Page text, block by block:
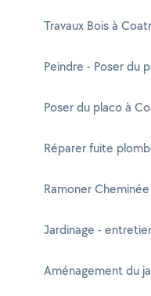
Travaux Bois à
Peindre - Poser du
Poser du placo à
Réparer fuite
Ramoner
Jardinage -
Aménagement du